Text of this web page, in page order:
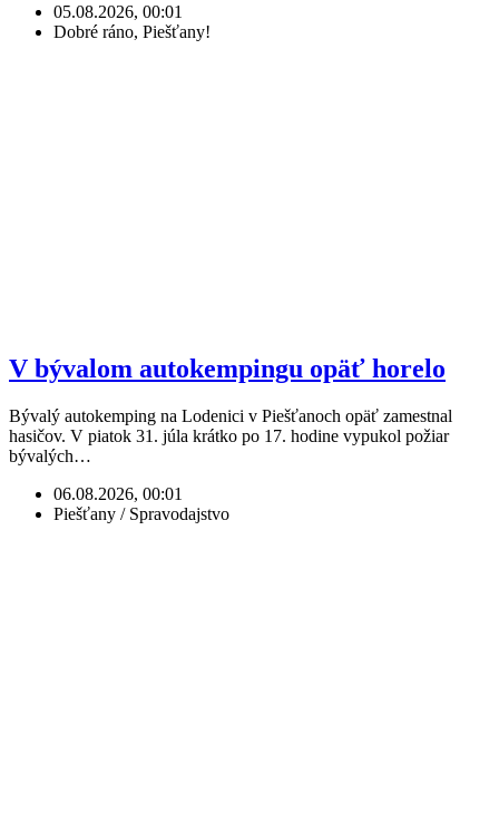
05.08.2026, 00:01
Dobré ráno, Piešťany!
V bývalom autokempingu opäť horelo
Bývalý autokemping na Lodenici v Piešťanoch opäť zamestnal
hasičov. V piatok 31. júla krátko po 17. hodine vypukol požiar
bývalých…
06.08.2026, 00:01
Piešťany / Spravodajstvo